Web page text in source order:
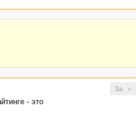
ему надо
За
- это